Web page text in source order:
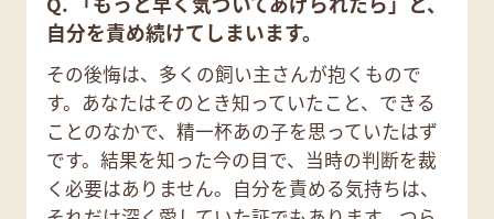
自分を責め続けてしまいます。
その後悔は、多くの飼い主さんが抱くもので
す。あなたはそのとき知っていたこと、できる
ことのなかで、精一杯あの子を思っていたはず
です。結果を知った今の目で、当時の判断を裁
く必要はありません。自分を責める気持ちは、